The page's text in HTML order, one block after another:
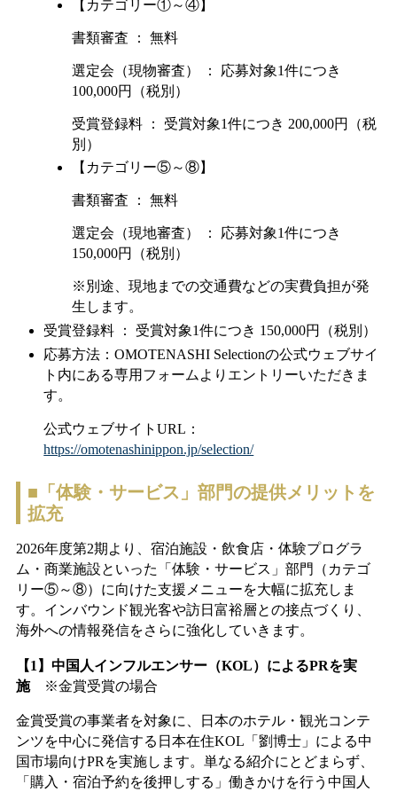
【カテゴリー①～④】
書類審査 ： 無料
選定会（現物審査） ： 応募対象1件につき
100,000円（税別）
受賞登録料 ： 受賞対象1件につき 200,000円（税
別）
【カテゴリー⑤～⑧】
書類審査 ： 無料
選定会（現地審査） ： 応募対象1件につき
150,000円（税別）
※別途、現地までの交通費などの実費負担が発
生します。
受賞登録料 ： 受賞対象1件につき 150,000円（税別）
応募方法：OMOTENASHI Selectionの公式ウェブサイ
ト内にある専用フォームよりエントリーいただきま
す。
公式ウェブサイトURL：
https://omotenashinippon.jp/selection/
■「体験・サービス」部門の提供メリットを
拡充
2026年度第2期より、宿泊施設・飲食店・体験プログラ
ム・商業施設といった「体験・サービス」部門（カテゴ
リー⑤～⑧）に向けた支援メニューを大幅に拡充しま
す。インバウンド観光客や訪日富裕層との接点づくり、
海外への情報発信をさらに強化していきます。
【1】中国人インフルエンサー（KOL）によるPRを実
施※金賞受賞の場合
金賞受賞の事業者を対象に、日本のホテル・観光コンテ
ンツを中心に発信する日本在住KOL「劉博士」による中
国市場向けPRを実施します。単なる紹介にとどまらず、
「購入・宿泊予約を後押しする」働きかけを行う中国人